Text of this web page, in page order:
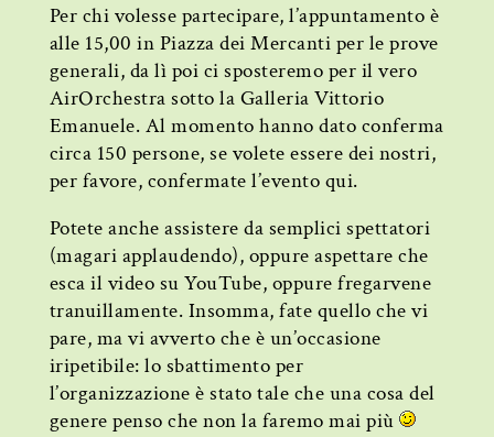
Per chi volesse partecipare, l’appuntamento è
alle 15,00 in Piazza dei Mercanti per le prove
generali, da lì poi ci sposteremo per il vero
AirOrchestra sotto la Galleria Vittorio
Emanuele. Al momento hanno dato conferma
circa 150 persone, se volete essere dei nostri,
per favore, confermate l’evento qui.
Potete anche assistere da semplici spettatori
(magari applaudendo), oppure aspettare che
esca il video su YouTube, oppure fregarvene
tranuillamente. Insomma, fate quello che vi
pare, ma vi avverto che è un’occasione
iripetibile: lo sbattimento per
l’organizzazione è stato tale che una cosa del
genere penso che non la faremo mai più